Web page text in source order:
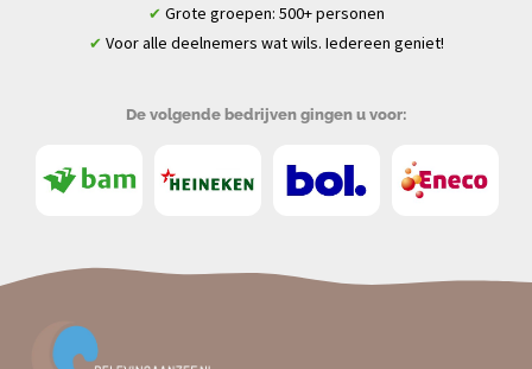
✔ Grote groepen: 500+ personen
✔ Voor alle deelnemers wat wils. Iedereen geniet!
De volgende bedrijven gingen u voor: